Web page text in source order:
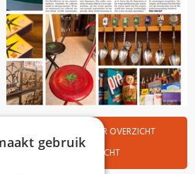
TERUG NAAR OVERZICHT
OVERZICHT
gebruik